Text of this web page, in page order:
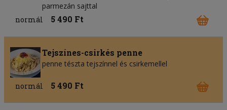
parmezán sajttal
normál
5 490 Ft
Tejszínes-csirkés penne
penne tészta tejszínnel és csirkemellel
normál 5 490 Ft